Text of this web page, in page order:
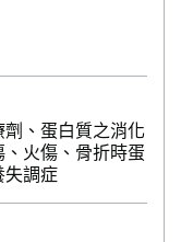
、蛋白質之消化
火傷、骨折時蛋
失調症